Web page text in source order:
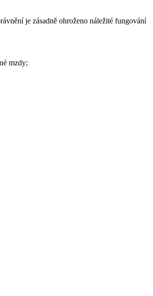
je zásadně ohroženo náležité fungování
mzdy;